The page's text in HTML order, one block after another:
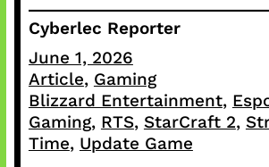
Cyberlec Reporter
June 1, 2026
Article, Gaming
Blizzard Entertainment,
Gaming, RTS, StarCraft 2,
Time, Update Game